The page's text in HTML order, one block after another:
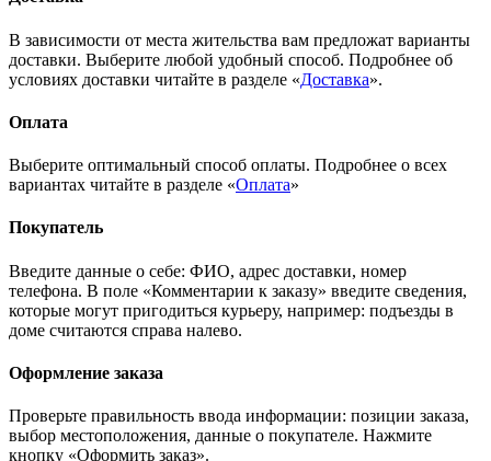
В зависимости от места жительства вам предложат варианты
доставки. Выберите любой удобный способ. Подробнее об
условиях доставки читайте в разделе «Доставка».
Оплата
Выберите оптимальный способ оплаты. Подробнее о всех
вариантах читайте в разделе «Оплата»
Покупатель
Введите данные о себе: ФИО, адрес доставки, номер
телефона. В поле «Комментарии к заказу» введите сведения,
которые могут пригодиться курьеру, например: подъезды в
доме считаются справа налево.
Оформление заказа
Проверьте правильность ввода информации: позиции заказа,
выбор местоположения, данные о покупателе. Нажмите
кнопку «Оформить заказ».